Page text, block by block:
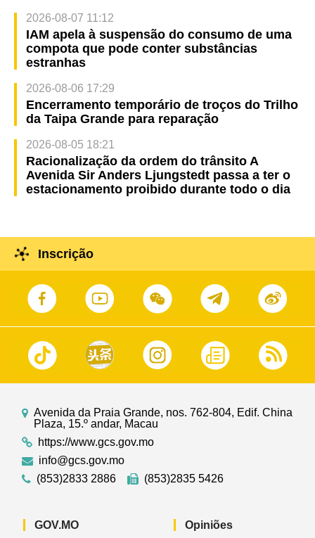
2026-08-07 11:12
IAM apela à suspensão do consumo de uma
compota que pode conter substâncias
estranhas
2026-08-06 17:29
Encerramento temporário de troços do Trilho
da Taipa Grande para reparação
2026-08-05 18:21
Racionalização da ordem do trânsito A
Avenida Sir Anders Ljungstedt passa a ter o
estacionamento proibido durante todo o dia
Inscrição
Avenida da Praia Grande, nos. 762-804, Edif. China
Plaza, 15.º andar, Macau
https://www.gcs.gov.mo
info@gcs.gov.mo
(853)2833 2886
(853)2835 5426
GOV.MO Opiniões